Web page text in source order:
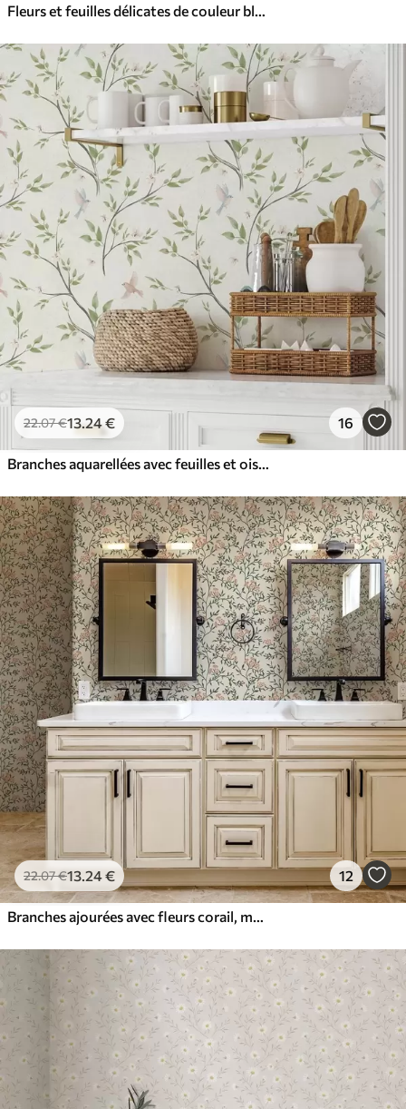
Fleurs et feuilles délicates de couleur bleue sur fond clair
22.07€13.24€ 16
Branches aquarellées avec feuilles et oiseaux sur fond clair
22.07€13.24€ 12
Branches ajourées avec fleurs corail, motif floral